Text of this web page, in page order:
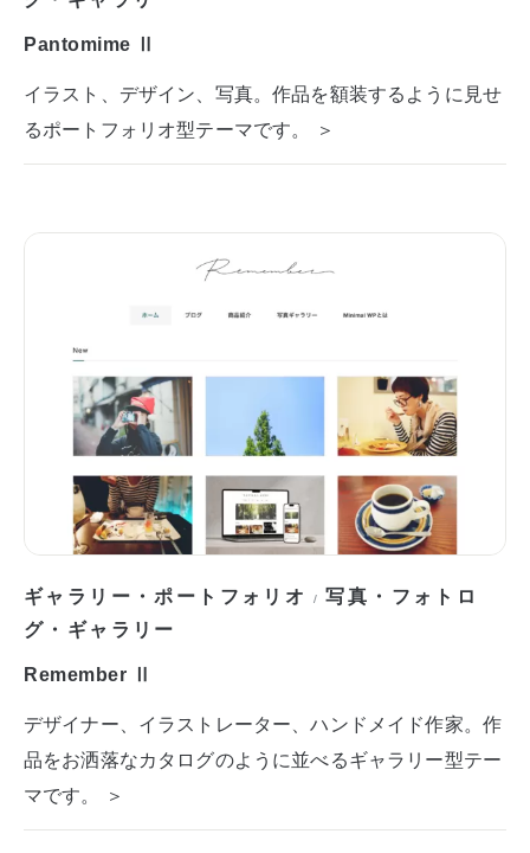
Pantomime Ⅱ
イラスト、デザイン、写真。作品を額装するように見せ
るポートフォリオ型テーマです。 ＞
ギャラリー・ポートフォリオ /写真・フォトロ
グ・ギャラリー
Remember Ⅱ
デザイナー、イラストレーター、ハンドメイド作家。作
品をお洒落なカタログのように並べるギャラリー型テー
マです。 ＞